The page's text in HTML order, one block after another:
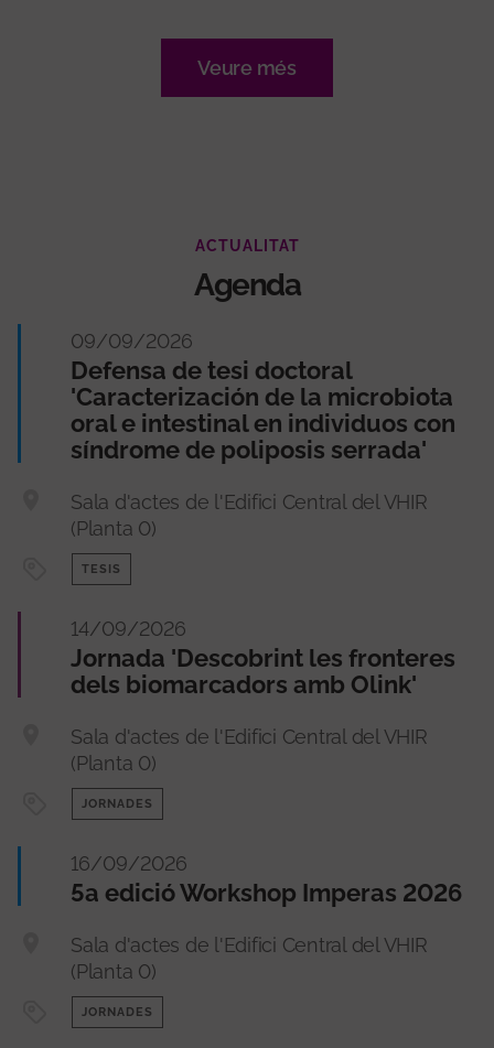
Veure més
ACTUALITAT
Agenda
09/09/2026
Defensa de tesi doctoral
'Caracterización de la microbiota
oral e intestinal en individuos con
síndrome de poliposis serrada'
Sala d'actes de l'Edifici Central del VHIR
(Planta 0)
TESIS
14/09/2026
Jornada 'Descobrint les fronteres
dels biomarcadors amb Olink'
Sala d'actes de l'Edifici Central del VHIR
(Planta 0)
JORNADES
16/09/2026
5a edició Workshop Imperas 2026
Sala d'actes de l'Edifici Central del VHIR
(Planta 0)
JORNADES